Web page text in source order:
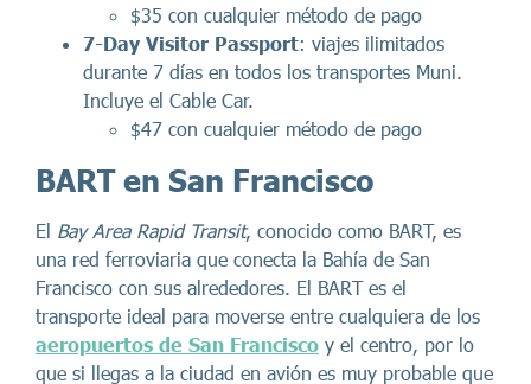
$35 con cualquier método de pago
7-Day Visitor Passport: viajes ilimitados
durante 7 días en todos los transportes Muni.
Incluye el Cable Car.
$47 con cualquier método de pago
BART en San Francisco
El Bay Area Rapid Transit, conocido como BART, es
una red ferroviaria que conecta la Bahía de San
Francisco con sus alrededores. El BART es el
transporte ideal para moverse entre cualquiera de los
aeropuertos de San Francisco y el centro, por lo
que si llegas a la ciudad en avión es muy probable que